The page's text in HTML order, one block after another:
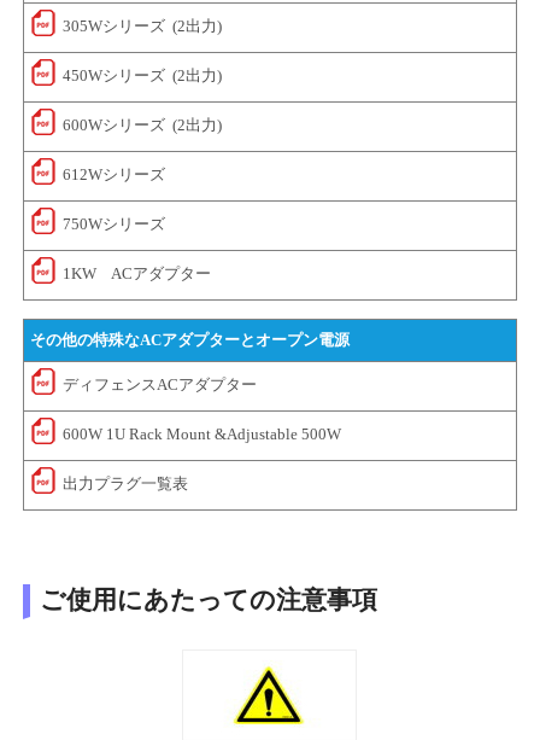
305Wシリーズ (2出力)
450Wシリーズ (2出力)
600Wシリーズ (2出力)
612Wシリーズ
750Wシリーズ
1KW ACアダプター
その他の特殊なACアダプターとオープン電源
ディフェンスACアダプター
600W 1U Rack Mount &Adjustable 500W
出力プラグ一覧表
ご使用にあたっての注意事項